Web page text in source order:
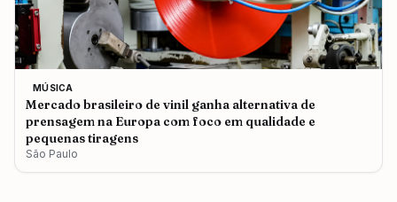
MÚSICA
Mercado brasileiro de vinil ganha alternativa de
prensagem na Europa com foco em qualidade e
pequenas tiragens
São Paulo